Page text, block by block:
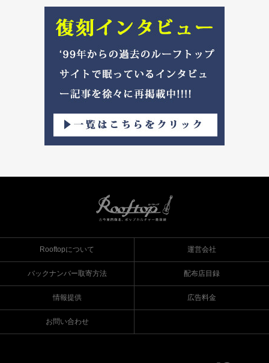
Rooftopについて 運営会社
バックナンバー取寄方法 配布店目録
情報提供 広告料金
お問い合わせ